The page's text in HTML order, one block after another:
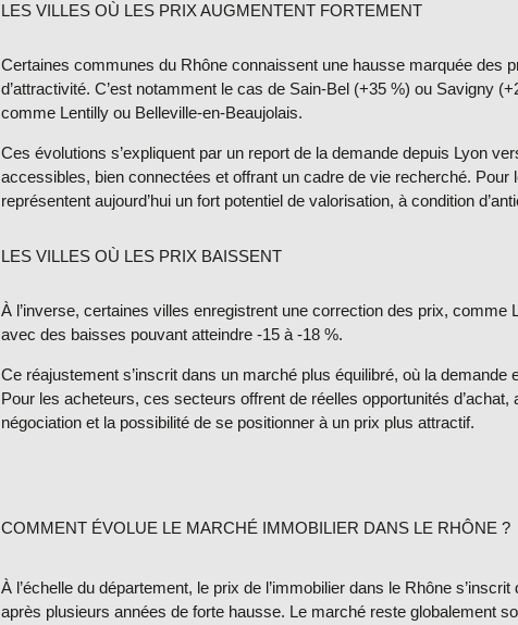
LES VILLES OÙ LES PRIX AUGMENTENT FORTEMENT
Certaines communes du Rhône connaissent une hausse marquée des
d’attractivité. C’est notamment le cas de Sain-Bel (+35 %) ou Savigny
comme Lentilly ou Belleville-en-Beaujolais.
Ces évolutions s’expliquent par un report de la demande depuis Lyon
accessibles, bien connectées et offrant un cadre de vie recherché. Pour
représentent aujourd’hui un fort potentiel de valorisation, à condition
LES VILLES OÙ LES PRIX BAISSENT
À l’inverse, certaines villes enregistrent une correction des prix, comme
avec des baisses pouvant atteindre -15 à -18 %.
Ce réajustement s’inscrit dans un marché plus équilibré, où la demande
Pour les acheteurs, ces secteurs offrent de réelles opportunités d’achat,
négociation et la possibilité de se positionner à un prix plus attractif.
COMMENT ÉVOLUE LE MARCHÉ IMMOBILIER DANS LE RHÔNE ?
À l’échelle du département, le prix de l’immobilier dans le Rhônes’inscrit
après plusieurs années de forte hausse. Le marché reste globalement